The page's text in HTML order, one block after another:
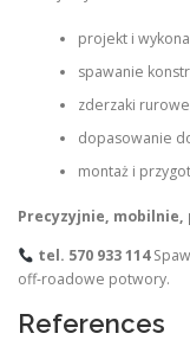
projekt i
spawanie
zderzaki
dopasowanie
montaż i
Precyzyjnie,
tel. 570 933 114
off‑roadowe potwory.
References